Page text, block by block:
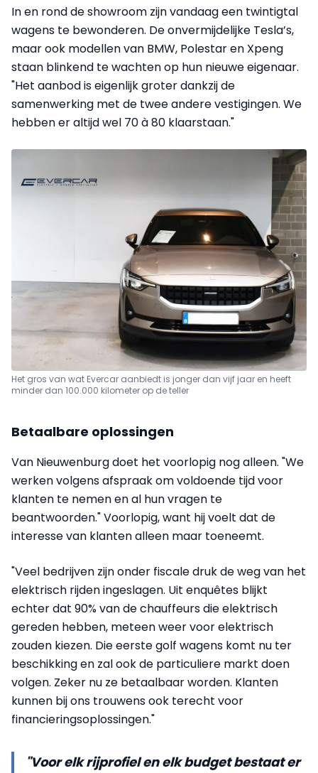
In en rond de showroom zijn vandaag een twintigtal
wagens te bewonderen. De onvermijdelijke Tesla’s,
maar ook modellen van BMW, Polestar en Xpeng
staan blinkend te wachten op hun nieuwe eigenaar.
"Het aanbod is eigenlijk groter dankzij de
samenwerking met de twee andere vestigingen. We
hebben er altijd wel 70 à 80 klaarstaan."
Het gros van wat Evercar aanbiedt is jonger dan vijf jaar en heeft
minder dan 100.000 kilometer op de teller
Betaalbare oplossingen
Van Nieuwenburg doet het voorlopig nog alleen. "We
werken volgens afspraak om voldoende tijd voor
klanten te nemen en al hun vragen te
beantwoorden." Voorlopig, want hij voelt dat de
interesse van klanten alleen maar toeneemt.
"Veel bedrijven zijn onder fiscale druk de weg van het
elektrisch rijden ingeslagen. Uit enquêtes blijkt
echter dat 90% van de chauffeurs die elektrisch
gereden hebben, meteen weer voor elektrisch
zouden kiezen. Die eerste golf wagens komt nu ter
beschikking en zal ook de particuliere markt doen
volgen. Zeker nu ze betaalbaar worden. Klanten
kunnen bij ons trouwens ook terecht voor
financieringsoplossingen."
"Voor elk rijprofiel en elk budget bestaat er